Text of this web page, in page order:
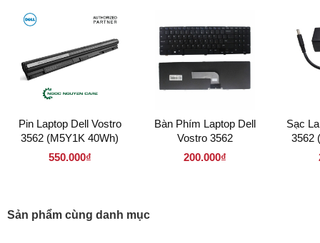
Pin Laptop Dell Vostro
3562 (M5Y1K 40Wh)
550.000₫
Bàn Phím Laptop Dell
Vostro 3562
200.000₫
Sạc
3562
Sản phẩm cùng danh mục